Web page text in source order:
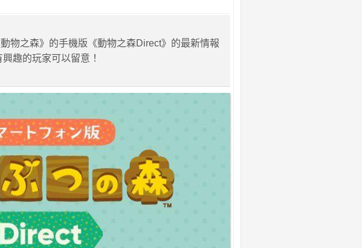
物之森》的手機版《動物之森Direct》的最新情報
趣的玩家可以留意！